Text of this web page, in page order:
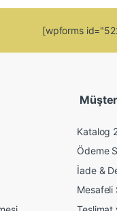
[wpforms
Katalog
Ödeme
İade &
Mesafeli